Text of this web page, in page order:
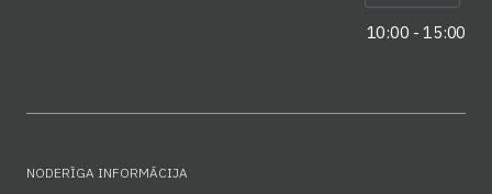
10:00 - 15:00
NODERĪGA INFORMĀCIJA